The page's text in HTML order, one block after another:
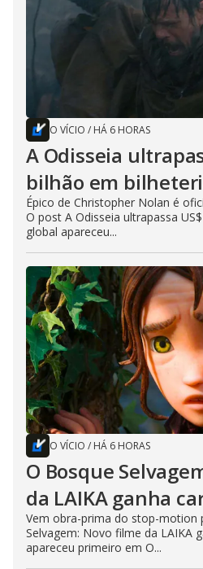
O VÍCIO / HÁ 6 HORAS
A Odisseia
bilhão em
Épico de Christopher Nolan é
O post A Odisseia ultrapassa
global apareceu...
O VÍCIO / HÁ 6 HORAS
O Bosque
da LAIKA ganha
Vem obra-prima do stop-motion
Selvagem: Novo filme da LAIKA
apareceu primeiro em O...